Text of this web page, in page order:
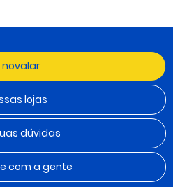
novalar
lojas
dúvidas
com a gente